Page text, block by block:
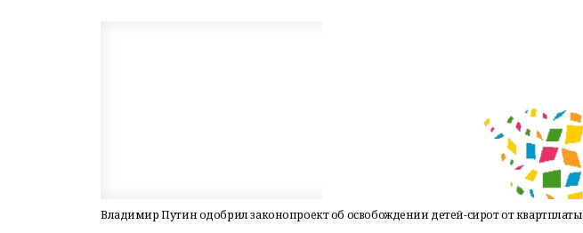
Владимир Путин одобрил законопроект об освобождении детей-сирот от квартплаты